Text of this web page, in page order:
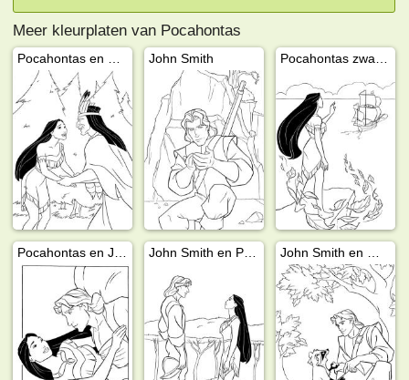
Meer kleurplaten van Pocahontas
John Smith